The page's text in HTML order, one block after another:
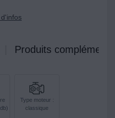
Produits
Type moteur :
classique